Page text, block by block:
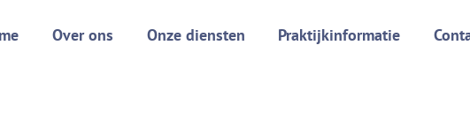
Over ons Onze diensten Praktijkinformatie